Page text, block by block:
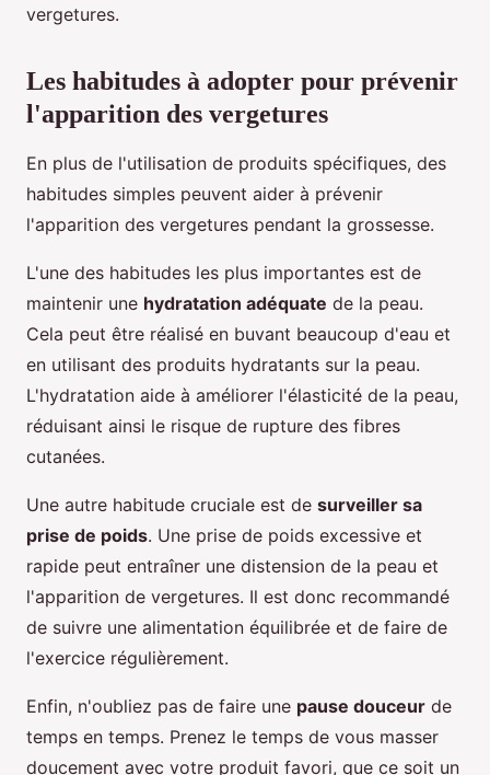
vergetures.
Les habitudes à adopter pour prévenir
l'apparition des vergetures
En plus de l'utilisation de produits spécifiques, des
habitudes simples peuvent aider à prévenir
l'apparition des vergetures pendant la grossesse.
L'une des habitudes les plus importantes est de
maintenir une hydratation adéquate de la peau.
Cela peut être réalisé en buvant beaucoup d'eau et
en utilisant des produits hydratants sur la peau.
L'hydratation aide à améliorer l'élasticité de la peau,
réduisant ainsi le risque de rupture des fibres
cutanées.
Une autre habitude cruciale est de surveiller sa
prise de poids. Une prise de poids excessive et
rapide peut entraîner une distension de la peau et
l'apparition de vergetures. Il est donc recommandé
de suivre une alimentation équilibrée et de faire de
l'exercice régulièrement.
Enfin, n'oubliez pas de faire une pause douceur de
temps en temps. Prenez le temps de vous masser
doucement avec votre produit favori, que ce soit un